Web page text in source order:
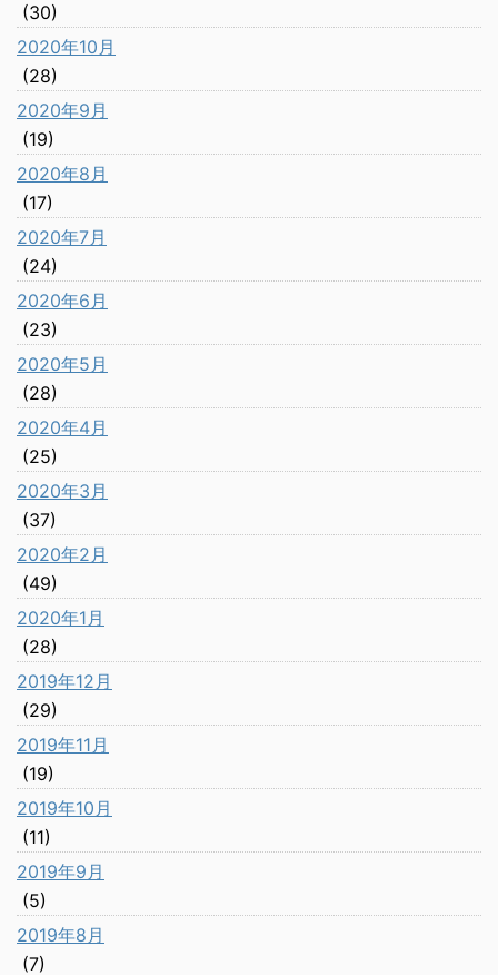
(30)
2020年10月
(28)
2020年9月
(19)
2020年8月
(17)
2020年7月
(24)
2020年6月
(23)
2020年5月
(28)
2020年4月
(25)
2020年3月
(37)
2020年2月
(49)
2020年1月
(28)
2019年12月
(29)
2019年11月
(19)
2019年10月
(11)
2019年9月
(5)
2019年8月
(7)